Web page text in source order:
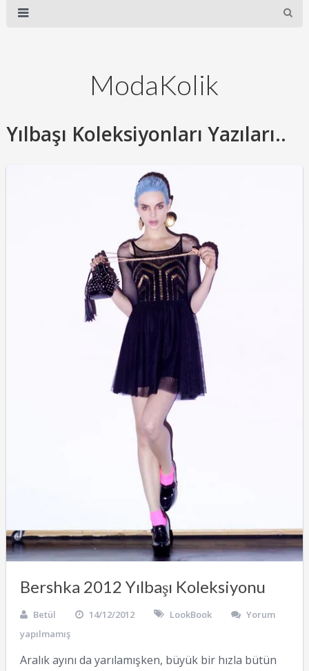
ModaKolik
Yılbaşı Koleksiyonları Yazıları..
Bershka 2012 Yılbaşı Koleksiyonu
Betül 14/12/2012 LookBook
Yorum
yapılmamış
Aralık ayını da yarılamışken, büyük bir hızla bütün